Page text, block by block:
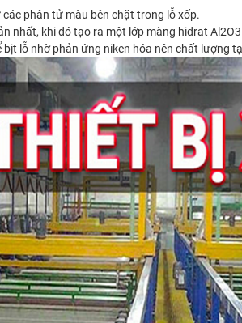
phân tử màu bên chặt trong lỗ xốp.
nhất, khi đó tạo ra một lớp màng hidrat
lỗ nhờ phản ứng niken hóa nên chất lượng